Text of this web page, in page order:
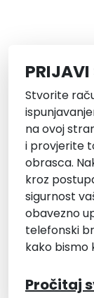
PRIJAVI
Stvorite
na ovoj
i provjerite
obrasca.
kroz
sigurnost
obavezno
telefonski
kako bismo
Pročitaj